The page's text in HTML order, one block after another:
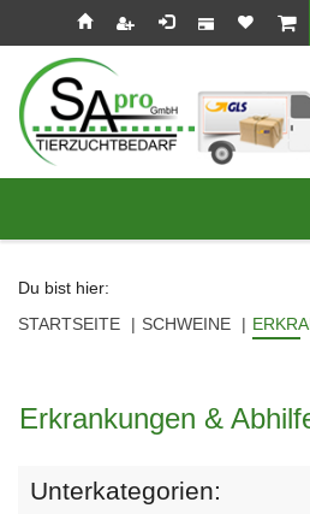
Seitenebreiche:
ist leer
Du bist hier:
STARTSEITE
SCHWEINE
Erkrankungen &
Unterkategorien: